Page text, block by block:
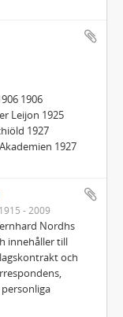
1906
Leijon 1925
1927
1927
1915 - 2009
Nordhs
innehåller till
och